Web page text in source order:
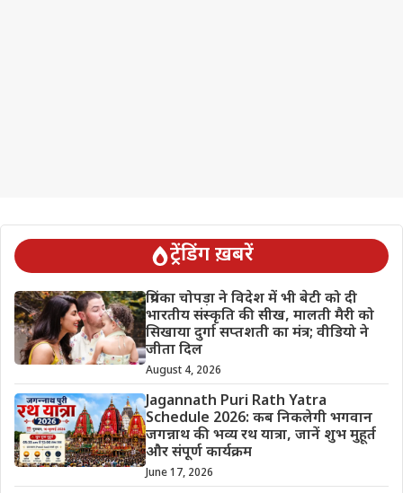
ट्रेंडिंग ख़बरें
प्रियंका चोपड़ा ने विदेश में भी बेटी को दी
भारतीय संस्कृति की सीख, मालती मैरी को
सिखाया दुर्गा सप्तशती का मंत्र; वीडियो ने
जीता दिल
August 4, 2026
Jagannath Puri Rath Yatra
Schedule 2026: कब निकलेगी भगवान
जगन्नाथ की भव्य रथ यात्रा, जानें शुभ मुहूर्त
और संपूर्ण कार्यक्रम
June 17, 2026